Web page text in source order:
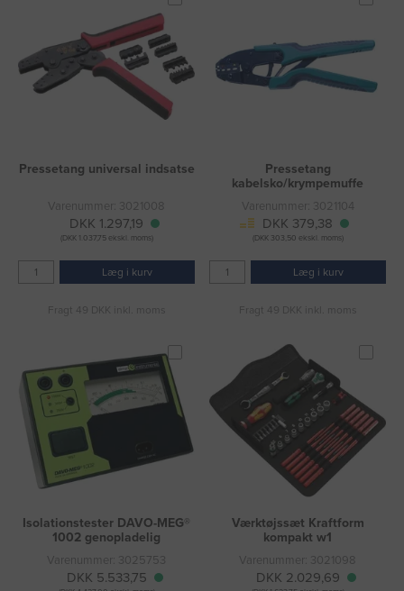
Pressetang universal indsatse
Varenummer: 3021008
DKK 1.297,19
(DKK 1.037,75 ekskl. moms)
Læg i kurv
Fragt 49 DKK inkl. moms
Pressetang
kabelsko/krympemuffe
Varenummer: 3021104
DKK 379,38
(DKK 303,50 ekskl. moms)
Læg i kurv
Fragt 49 DKK inkl. moms
Isolationstester DAVO-MEG®
1002 genopladelig
Varenummer: 3025753
DKK 5.533,75
Værktøjssæt Kraftform
kompakt w1
Varenummer: 3021098
DKK 2.029,69